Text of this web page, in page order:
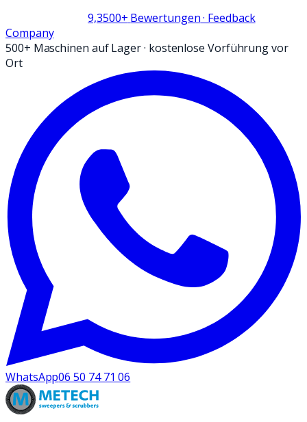
9,3500+ Bewertungen· Feedback
Company
500+ Maschinen auf Lager· kostenlose Vorführung vor
Ort
WhatsApp06 50 74 71 06